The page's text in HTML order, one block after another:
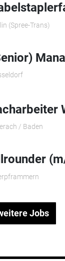
(Spree-Trans)
/ Baden
Jobs